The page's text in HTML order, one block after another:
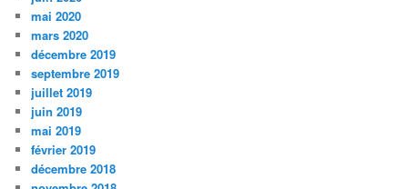
mai 2020
mars 2020
décembre 2019
septembre 2019
juillet 2019
juin 2019
mai 2019
février 2019
décembre 2018